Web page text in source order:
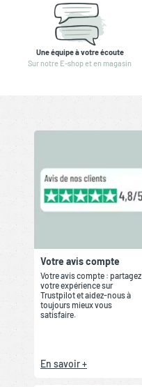
Une équipe à votre écoute
Sur notre E-shop et en magasin
Votre avis compte
Votre avis compte : partagez
votre expérience sur
Trustpilot et aidez-nous à
toujours mieux vous
satisfaire.
En savoir +